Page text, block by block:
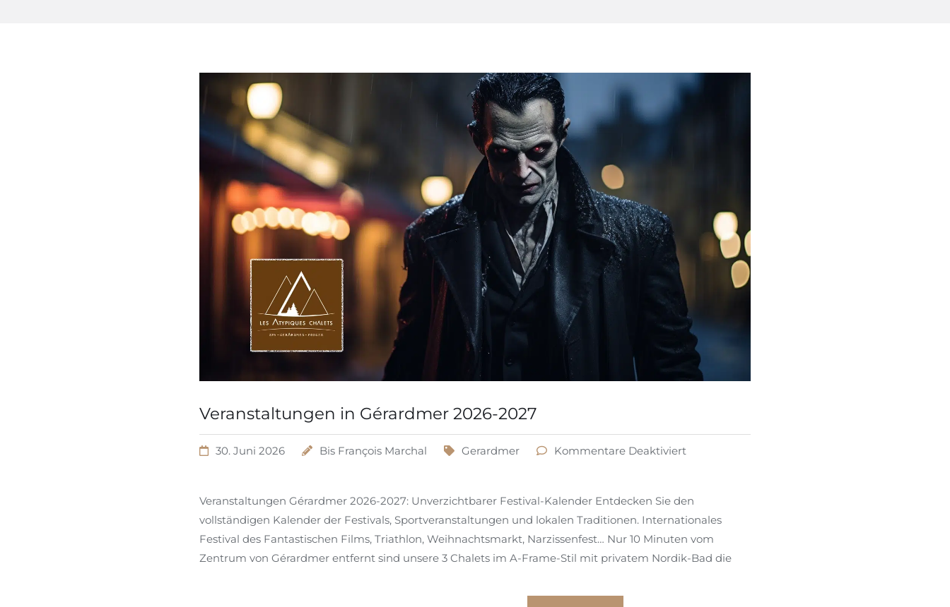
Veranstaltungen in Gérardmer 2026-2027
30. Juni 2026 Bis François Marchal Gerardmer Kommentare Deaktiviert
Veranstaltungen Gérardmer 2026-2027: Unverzichtbarer Festival-Kalender Entdecken Sie den
vollständigen Kalender der Festivals, Sportveranstaltungen und lokalen Traditionen. Internationales
Festival des Fantastischen Films, Triathlon, Weihnachtsmarkt, Narzissenfest… Nur 10 Minuten vom
Zentrum von Gérardmer entfernt sind unsere 3 Chalets im A-Frame-Stil mit privatem Nordik-Bad die